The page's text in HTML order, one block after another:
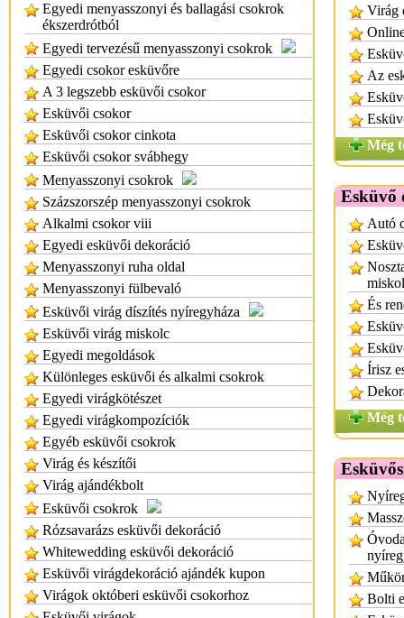
Egyedi menyasszonyi és ballagási csokrok
ékszerdrótból
Egyedi tervezésű menyasszonyi csokrok
Egyedi csokor esküvőre
A 3 legszebb esküvői csokor
Esküvői csokor
Esküvői csokor cinkota
Esküvői csokor svábhegy
Menyasszonyi csokrok
Százszorszép menyasszonyi csokrok
Alkalmi csokor viii
Egyedi esküvői dekoráció
Menyasszonyi ruha oldal
Menyasszonyi fülbevaló
Esküvői virág díszítés nyíregyháza
Esküvői virág miskolc
Egyedi megoldások
Különleges esküvői és alkalmi csokrok
Egyedi virágkötészet
Egyedi virágkompozíciók
Egyéb esküvői csokrok
Virág és készítői
Virág ajándékbolt
Esküvői csokrok
Rózsavarázs esküvői dekoráció
Whitewedding esküvői dekoráció
Esküvői virágdekoráció ajándék kupon
Virágok októberi esküvői csokorhoz
Virág
Az
Még
Esküvő
Autó
És
Írisz
Még
Bolti